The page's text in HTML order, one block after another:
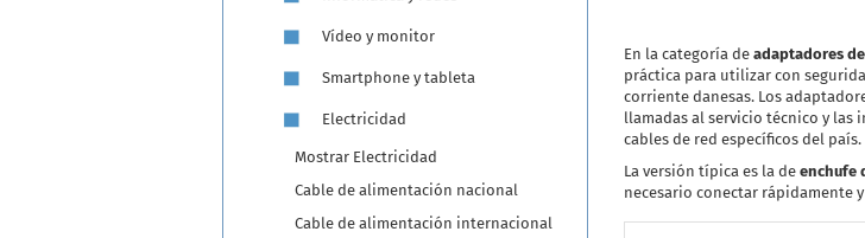
En la categoría deadaptadores
práctica para utilizar con
corriente danesas. Los
llamadas al servicio técnico y
cables de red específicos del país.
La versión típica es la deenchufe
necesario conectar rápidamente
Vídeo y monitor
Smartphone y tableta
Electricidad
Mostrar Electricidad
Cable de alimentación nacional
Cable de alimentación internacional